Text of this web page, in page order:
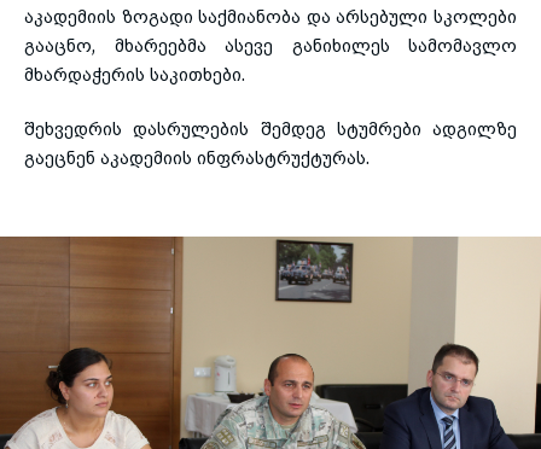
აკადემიის ზოგადი საქმიანობა და არსებული სკოლები
გააცნო, მხარეებმა ასევე განიხილეს სამომავლო
მხარდაჭერის საკითხები.
შეხვედრის დასრულების შემდეგ სტუმრები ადგილზე
გაეცნენ აკადემიის ინფრასტრუქტურას.